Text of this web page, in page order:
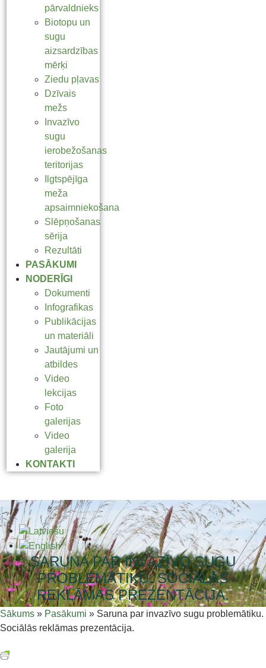
pārvaldnieks
Biotopu un
sugu
aizsardzības
mērķi
Ziedu pļavas
Dzīvais
mežs
Invazīvo
sugu
ierobežošanas
teritorijas
Ilgtspējīga
meža
apsaimniekošana
Slēpņošanas
sērija
Rezultāti
PASĀKUMI
NODERĪGI
Dokumenti
Infografikas
Publikācijas
un materiāli
Jautājumi un
atbildes
Video
lekcijas
Foto
galerijas
Video
galerija
KONTAKTI
SARUNA PAR INVAZĪVO SUGU
PROBLEMĀTIKU. SOCIĀLĀS
REKLĀMAS PREZENTĀCIJA.
Sākums » Pasākumi » Saruna par invazīvo sugu problemātiku.
Sociālās reklāmas prezentācija.